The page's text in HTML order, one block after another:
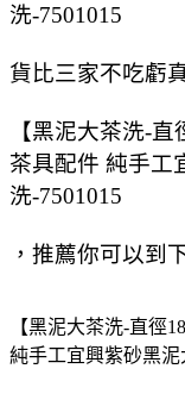
洗-7501015
貨比三家不吃虧
【黑泥大茶洗-
茶具配件 純手工
洗-7501015
，推薦你可以到
【黑泥大茶洗-直徑
純手工宜興紫砂黑泥